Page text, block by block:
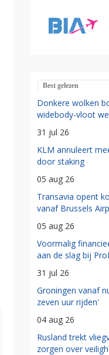
Best gelezen
Donkere wolken
widebody-vloot
31 jul 26
KLM annuleert
door staking
05 aug 26
Transavia opent
vanaf Brussels
05 aug 26
Voormalig
aan de slag bij
31 jul 26
Groningen vanaf
zeven uur rijden'
04 aug 26
Rusland trekt
zorgen over